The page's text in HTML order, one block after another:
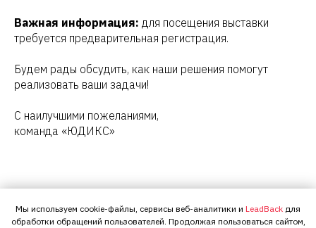
Мы используем cookie-файлы, сервисы веб-аналитики и LeadBack для
обработки обращений пользователей. Продолжая пользоваться сайтом,
Важная информация: для посещения выставки
требуется предварительная регистрация.
Будем рады обсудить, как наши решения помогут
реализовать ваши задачи!
С наилучшими пожеланиями,
команда «ЮДИКС»